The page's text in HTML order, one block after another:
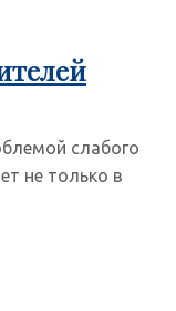
слабого
не только в